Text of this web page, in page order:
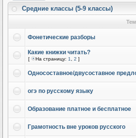
Средние классы (5-9 классы)
Фонетические разборы
Какие книжки читать?
[ На страницу: 1 2 ]
Односоставное/двусоставное
огэ по русскому языку
Образование платное и бесплатное
Грамотность вне уроков русского